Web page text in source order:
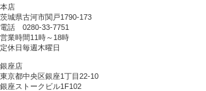
本店
茨城県古河市関戸1790-173
電話 0280-33-7751
営業時間11時～18時
定休日毎週木曜日
銀座店
東京都中央区銀座1丁目22-10
銀座ストークビル1F102